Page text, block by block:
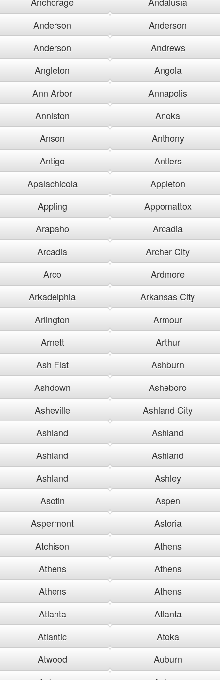
Anderson
Anderson
Anderson
Andrews
Angleton
Angola
Ann Arbor
Annapolis
Anniston
Anoka
Anson
Anthony
Antigo
Antlers
Apalachicola
Appleton
Appling
Appomattox
Arapaho
Arcadia
Arcadia
Archer City
Arco
Ardmore
Arkadelphia
Arkansas City
Arlington
Armour
Arnett
Arthur
Ash Flat
Ashburn
Ashdown
Asheboro
Asheville
Ashland City
Ashland
Ashland
Ashland
Ashland
Ashland
Ashley
Asotin
Aspen
Aspermont
Astoria
Atchison
Athens
Athens
Athens
Athens
Athens
Atlanta
Atlanta
Atlantic
Atoka
Atwood
Auburn